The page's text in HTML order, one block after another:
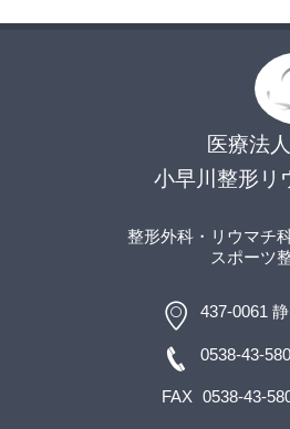
医療法
小早川整形リ
整形外科・リウマチ
スポーツ
437-0061
0538-43-
FAX 0538-43-